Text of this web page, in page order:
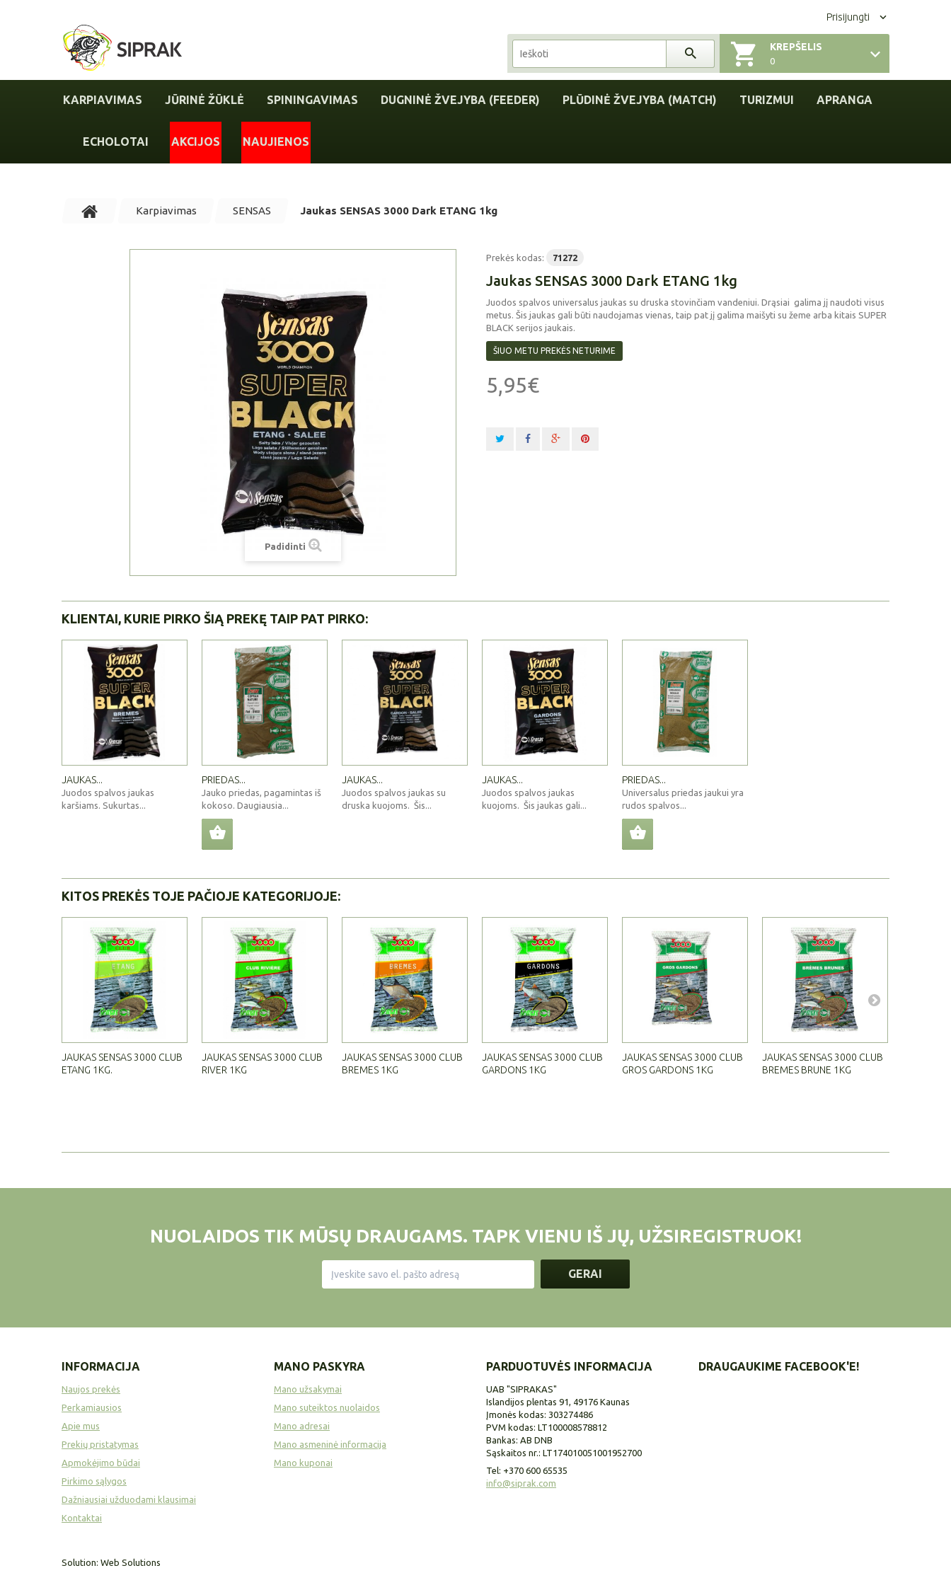
Prisijungti
KREPŠELIS
0
KARPIAVIMAS JŪRINĖ ŽŪKLĖ SPININGAVIMAS DUGNINĖ ŽVEJYBA (FEEDER) PLŪDINĖ ŽVEJYBA (MATCH) TURIZMUI APRANGA
ECHOLOTAI AKCIJOS NAUJIENOS
Karpiavimas SENSAS Jaukas SENSAS 3000 Dark ETANG 1kg
Padidinti
Prekės kodas: 71272
Jaukas SENSAS 3000 Dark ETANG 1kg
Juodos spalvos universalus jaukas su druska stovinčiam vandeniui. Drąsiai galima jį naudoti visus
metus. Šis jaukas gali būti naudojamas vienas, taip pat jį galima maišyti su žeme arba kitais SUPER
BLACK serijos jaukais.
ŠIUO METU PREKĖS NETURIME
5,95€
KLIENTAI, KURIE PIRKO ŠIĄ PREKĘ TAIP PAT PIRKO:
JAUKAS...
Juodos spalvos jaukas
karšiams. Sukurtas...
PRIEDAS...
Jauko priedas, pagamintas iš
kokoso. Daugiausia...
JAUKAS...
Juodos spalvos jaukas su
druska kuojoms. Šis...
JAUKAS...
Juodos spalvos jaukas
kuojoms. Šis jaukas gali...
PRIEDAS...
Universalus priedas jaukui yra
rudos spalvos...
KITOS PREKĖS TOJE PAČIOJE KATEGORIJOJE:
JAUKAS SENSAS 3000 CLUB
ETANG 1KG.
JAUKAS SENSAS 3000 CLUB
RIVER 1KG
JAUKAS SENSAS 3000 CLUB
BREMES 1KG
JAUKAS SENSAS 3000 CLUB
GARDONS 1KG
JAUKAS SENSAS 3000 CLUB
GROS GARDONS 1KG
JAUKAS SENSAS 3000 CLUB
BREMES BRUNE 1KG
NUOLAIDOS TIK MŪSŲ DRAUGAMS. TAPK VIENU IŠ JŲ, UŽSIREGISTRUOK!
GERAI
INFORMACIJA
Naujos prekės
Perkamiausios
Apie mus
Prekių pristatymas
Apmokėjimo būdai
Pirkimo sąlygos
Dažniausiai užduodami klausimai
Kontaktai
Solution: Web Solutions
MANO PASKYRA
Mano užsakymai
Mano suteiktos nuolaidos
Mano adresai
Mano asmeninė informacija
Mano kuponai
PARDUOTUVĖS INFORMACIJA
UAB "SIPRAKAS"
Islandijos plentas 91, 49176 Kaunas
Įmonės kodas: 303274486
PVM kodas: LT100008578812
Bankas: AB DNB
Sąskaitos nr.: LT174010051001952700
Tel: +370 600 65535
info@siprak.com
DRAUGAUKIME FACEBOOK'E!